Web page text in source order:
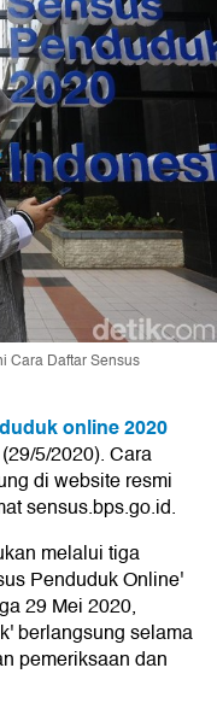
Cara Daftar Sensus
online 2020
5/2020). Cara
di website resmi
sensus.bps.go.id.
melalui tiga
Penduduk Online'
29 Mei 2020,
berlangsung selama
pemeriksaan dan